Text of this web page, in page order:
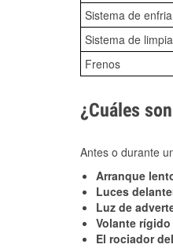
Sistema de
Sistema de
Frenos
¿Cuáles
Antes o durante
Arranque
Luces
Luz de
Volante
El rociador